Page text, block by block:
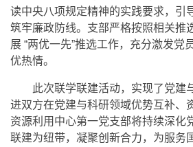
读中央八项规定精神的实践要求，引
筑牢廉政防线。支部严格按照相关推
展 “两优一先”推选工作，充分激发党
优热情。
此次联学联建活动，实现了党建
进双方在党建与科研领域优势互补、
资源利用中心第一党支部将持续深化
联建为纽带，凝聚创新合力，为服务